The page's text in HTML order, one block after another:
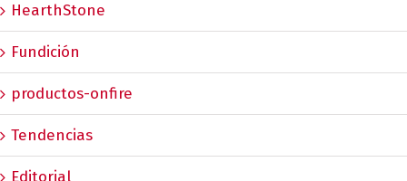
HearthStone
Fundición
productos-onfire
Tendencias
Editorial